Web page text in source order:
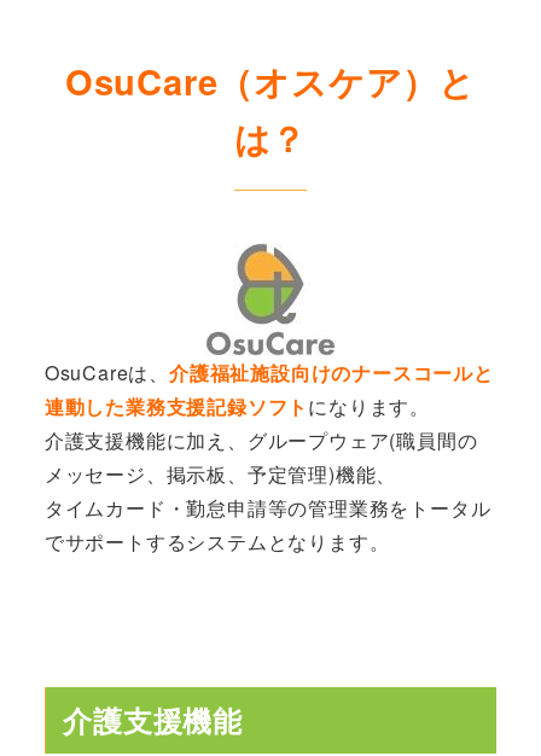
OsuCare（オスケア）と
は？
OsuCareは、 介護福祉施設向けのナースコールと
連動した業務支援記録ソフト になります。
介護支援機能に加え、グループウェア(職員間の
メッセージ、掲示板、予定管理)機能、
タイムカード・勤怠申請等の管理業務をトータル
でサポートするシステムとなります。
介護支援機能